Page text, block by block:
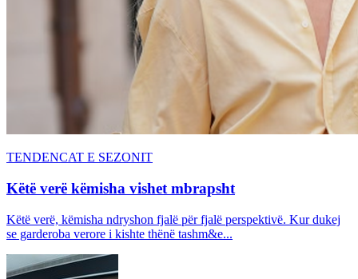
TENDENCAT E SEZONIT
Këtë verë këmisha vishet mbrapsht
Këtë verë, këmisha ndryshon fjalë për fjalë perspektivë. Kur dukej
se garderoba verore i kishte thënë tashm&e...